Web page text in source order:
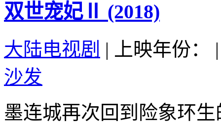
双世宠妃Ⅱ (2018)
大陆电视剧 | 上映年份：
|
沙发
墨连城再次回到险象环